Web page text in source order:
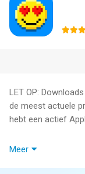
LET OP:
de meest actuele
hebt een actief
Pixelmania is the
Meer